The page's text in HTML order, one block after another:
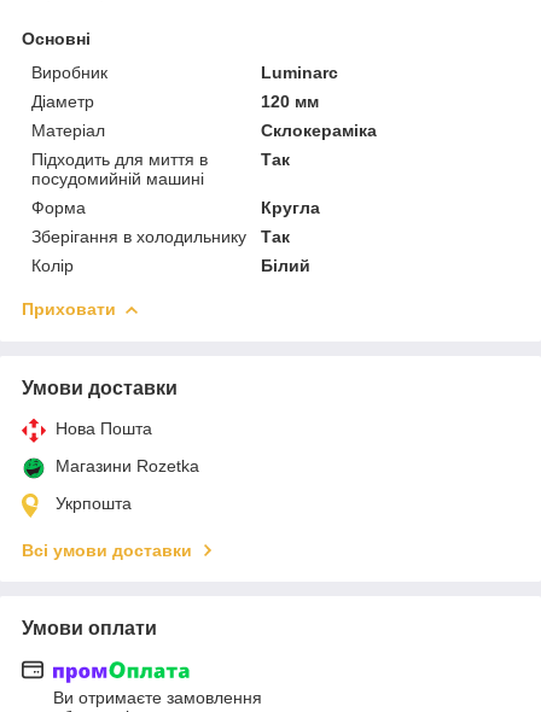
Основні
Виробник
Luminarc
Діаметр
120 мм
Матеріал
Склокераміка
Підходить для миття в
посудомийній машині
Так
Форма
Кругла
Зберігання в холодильнику
Так
Колір
Білий
Приховати
Умови доставки
Нова Пошта
Магазини Rozetka
Укрпошта
Всі умови доставки
Умови оплати
Ви отримаєте замовлення